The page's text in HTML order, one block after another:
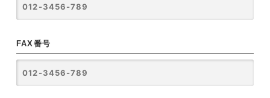
FAX番号